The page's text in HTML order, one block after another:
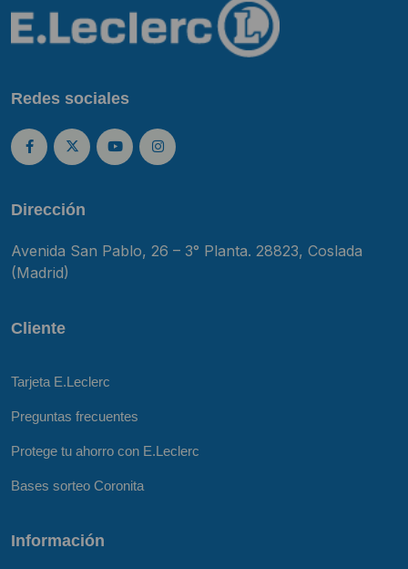
Redes sociales
Dirección
Avenida San Pablo, 26 – 3° Planta. 28823, Coslada
(Madrid)
Cliente
Tarjeta E.Leclerc
Preguntas frecuentes
Protege tu ahorro con E.Leclerc
Bases sorteo Coronita
Información